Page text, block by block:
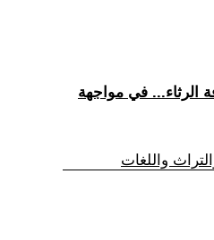
الرثاء... في مواجهة
واللغات